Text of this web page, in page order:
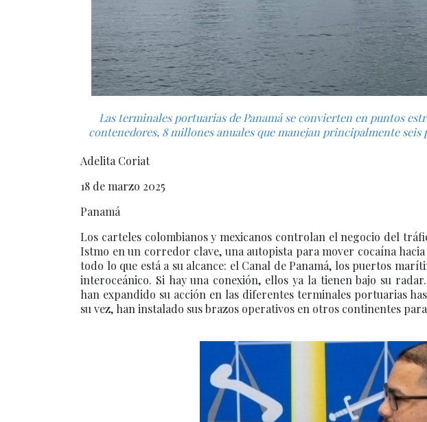
Las terminales portuarias de Panamá se convierten en puntos
contenedores, 8 millones anuales que manejan principalmente
Adelita Coriat
18 de marzo 2025
Panamá
Los carteles colombianos y mexicanos controlan el negocio del
Istmo en un corredor clave, una autopista para mover cocaína
todo lo que está a su alcance: el Canal de Panamá, los puertos
interoceánico. Si hay una conexión, ellos ya la tienen bajo su
han expandido su acción en las diferentes terminales portuarias
su vez, han instalado sus brazos operativos en otros continentes